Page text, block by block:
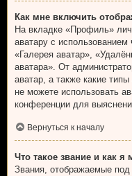
Как мне включить
На вкладке «Профиль»
аватару с использованием
«Галерея аватар»,
аватара». От
аватар, а также какие
не можете использовать
конференции для
Вернуться к началу
Что такое звание и как я
Звания, отображаемые